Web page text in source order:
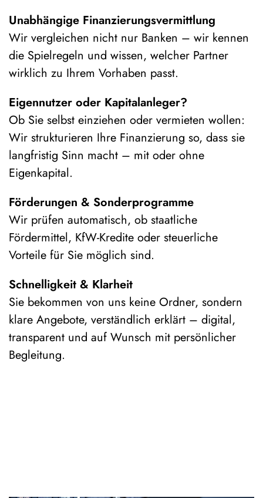
Unabhängige Finanzierungsvermittlung
Wir vergleichen nicht nur Banken – wir kennen
die Spielregeln und wissen, welcher Partner
wirklich zu Ihrem Vorhaben passt.
Eigennutzer oder Kapitalanleger?
Ob Sie selbst einziehen oder vermieten wollen:
Wir strukturieren Ihre Finanzierung so, dass sie
langfristig Sinn macht – mit oder ohne
Eigenkapital.
Förderungen & Sonderprogramme
Wir prüfen automatisch, ob staatliche
Fördermittel, KfW-Kredite oder steuerliche
Vorteile für Sie möglich sind.
Schnelligkeit & Klarheit
Sie bekommen von uns keine Ordner, sondern
klare Angebote, verständlich erklärt – digital,
transparent und auf Wunsch mit persönlicher
Begleitung.